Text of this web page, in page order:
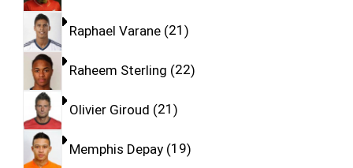
Raphael Varane 21
Raheem Sterling 22
Olivier Giroud 21
Memphis Depay 19